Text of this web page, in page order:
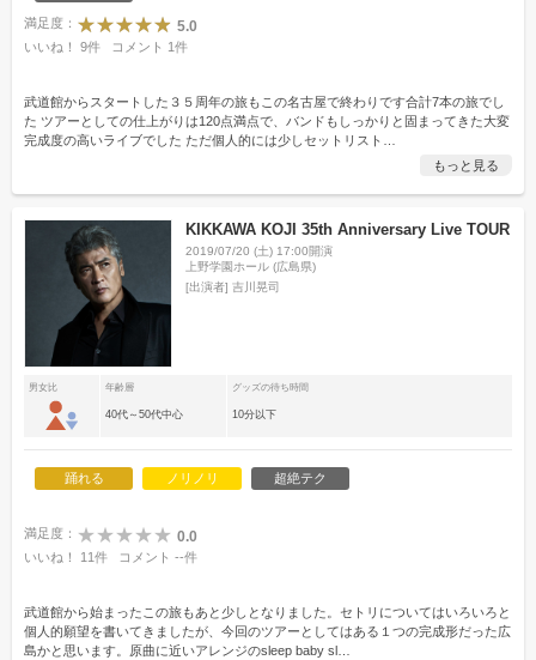
満足度： 5.0
いいね！ 9件 コメント 1 件
武道館からスタートした３５周年の旅もこの名古屋で終わりです合計7本の旅でし
た ツアーとしての仕上がりは120点満点で、バンドもしっかりと固まってきた大変
完成度の高いライブでした ️ただ個人的には少しセットリスト
もっと見る
KIKKAWA KOJI 35th Anniversary Live TOUR
2019/07/20 (土) 17:00開演
上野学園ホール (広島県)
[出演者]吉川晃司
男女比 年齢層 グッズの待ち時間
40代～50代中心 10分以下
踊れる ノリノリ 超絶テク
満足度： 0.0
いいね！ 11 件 コメント --件
武道館から始まったこの旅もあと少しとなりました。セトリについてはいろいろと
個人的願望を書いてきましたが、今回のツアーとしてはある１つの完成形だった広
島かと思います。原曲に近いアレンジのsleep baby sl